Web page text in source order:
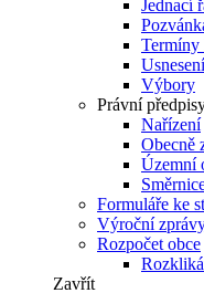
Jednací
Termíny
Výbory
Právní
Nařízení
Obecně
Územní
Formuláře ke
Výroční
Rozpočet obce
Zavřít